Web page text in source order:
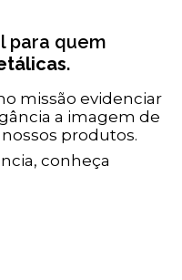
para quem
.
missão evidenciar
a imagem de
produtos.
conheça